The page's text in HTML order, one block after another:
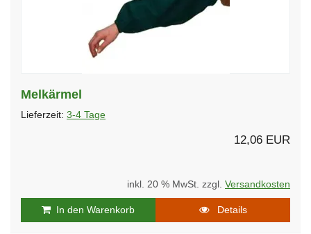
Melkärmel
Lieferzeit: 3-4 Tage
12,06 EUR
inkl. 20 % MwSt. zzgl. Versandkosten
In den Warenkorb Details